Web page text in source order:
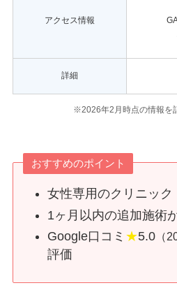
アクセス情報
詳細
※2026年2月時点の情報を
おすすめのポイント
女性専用のクリニック
1ヶ月以内の追加施術
Google口コミ ★5.0 （
評価